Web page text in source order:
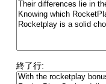
終了行: